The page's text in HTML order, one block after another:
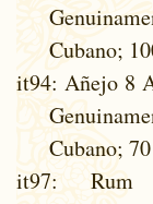
Cubano;
it94: Añejo 8
Cubano;
it97: Rum